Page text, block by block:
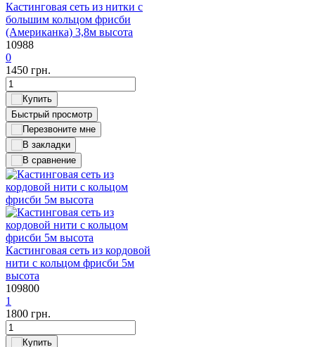
Кастинговая сеть из нитки с
большим кольцом фрисби
(Американка) 3,8м высота
10988
0
1450 грн.
Быстрый просмотр
Кастинговая сеть из кордовой
нити с кольцом фрисби 5м
высота
109800
1
1800 грн.